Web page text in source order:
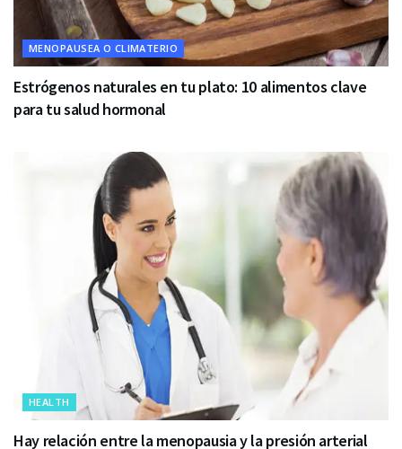
MENOPAUSEA O CLIMATERIO
Estrógenos naturales en tu plato: 10 alimentos clave
para tu salud hormonal
HEALTH
Hay relación entre la menopausia y la presión arterial